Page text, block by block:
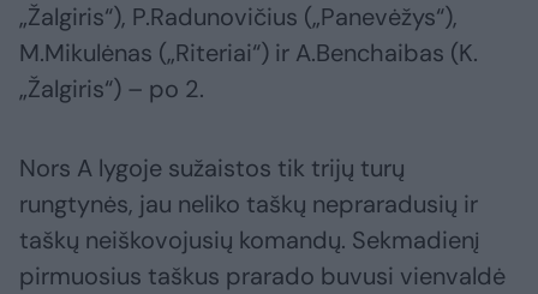
„Žalgiris“), P.Radunovičius („Panevėžys“),
M.Mikulėnas („Riteriai“) ir A.Benchaibas (K.
„Žalgiris“) – po 2.
Nors A lygoje sužaistos tik trijų turų
rungtynės, jau neliko taškų nepraradusių ir
taškų neiškovojusių komandų. Sekmadienį
pirmuosius taškus prarado buvusi vienvaldė